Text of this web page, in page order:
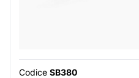
Codice SB380